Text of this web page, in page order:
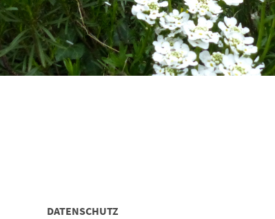
DATENSCHUTZ